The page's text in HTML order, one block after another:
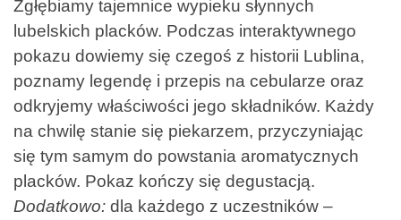
Zgłębiamy tajemnice wypieku słynnych
lubelskich placków. Podczas interaktywnego
pokazu dowiemy się czegoś z historii Lublina,
poznamy legendę i przepis na cebularze oraz
odkryjemy właściwości jego składników. Każdy
na chwilę stanie się piekarzem, przyczyniając
się tym samym do powstania aromatycznych
placków. Pokaz kończy się degustacją.
Dodatkowo: dla każdego z uczestników –